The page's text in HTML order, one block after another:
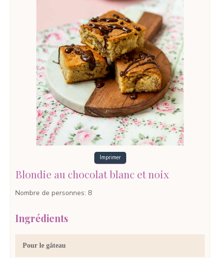
Imprimer
Blondie au chocolat blanc et noix
Nombre de personnes: 8
Ingrédients
Pour le gâteau